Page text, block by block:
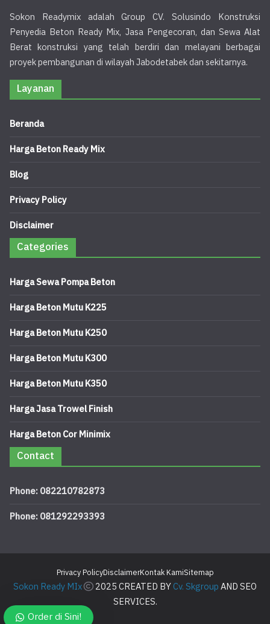
Sokon Readymix adalah Group CV. Solusindo Konstruksi
Penyedia Beton Ready Mix, Jasa Pengecoran, dan Sewa Alat
Berat konstruksi yang telah berdiri dan melayani berbagai
proyek pembangunan di wilayah Jabodetabek dan sekitarnya.
Layanan
Beranda
Harga Beton Ready Mix
Blog
Privacy Policy
Disclaimer
Categories
Harga Sewa Pompa Beton
Harga Beton Mutu K225
Harga Beton Mutu K250
Harga Beton Mutu K300
Harga Beton Mutu K350
Harga Jasa Trowel Finish
Harga Beton Cor Minimix
Contact
Phone: 082210782873
Phone: 081292293393
Privacy PolicyDisclaimerKontak KamiSitemap
Sokon Ready MIx 2025 CREATED BYCv. SkgroupAND SEO
SERVICES.
Order di Sini!